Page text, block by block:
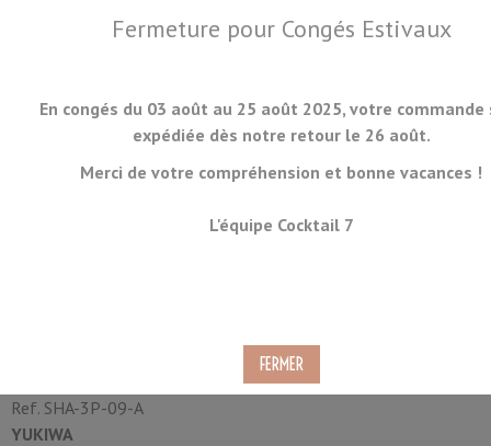
MENU
Fermeture pour Congés Estivaux
En congés du 03 août au 25 août 2025, votre commande
expédiée dès notre retour le 26 août.
Merci de votre compréhension et bonne vacances !
L'équipe Cocktail 7
Baron Or Rose 51cl
Ref. SHA-3P-09-A
YUKIWA